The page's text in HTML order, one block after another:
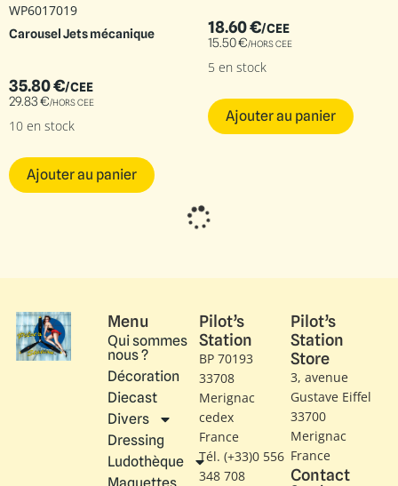
WP6017019
Carousel Jets mécanique
35.80€/CEE
29.83€/HORS CEE
10 en stock
Ajouter au panier
18.60€/CEE
15.50€/HORS CEE
5 en stock
Ajouter au panier
Carousel monoplan mécanique